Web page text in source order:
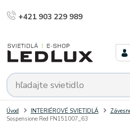
+421 903 229 989
Úvod INTERIÉROVÉ SVIETIDLÁ
Sospensione Red FN151007_63